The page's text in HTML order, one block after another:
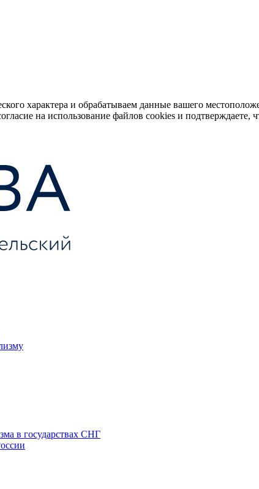
характера и обрабатываем данные вашего
на использование файлов cookies и подтверждаете,
в государствах СНГ